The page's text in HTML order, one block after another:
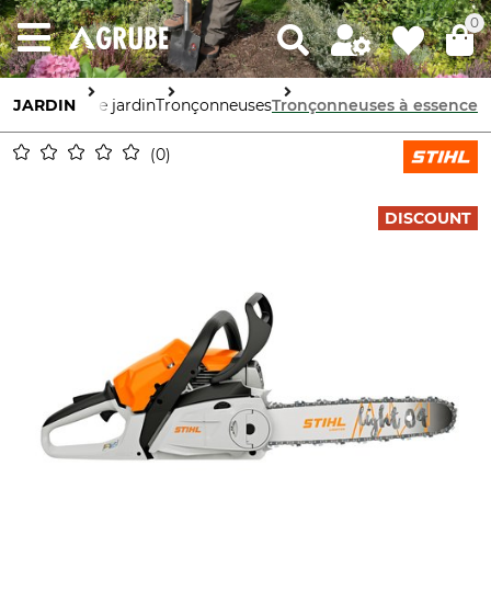
0
JARDIN
Machines de jardinTronçonneusesTronçonneuses à essence
0
DISCOUNT